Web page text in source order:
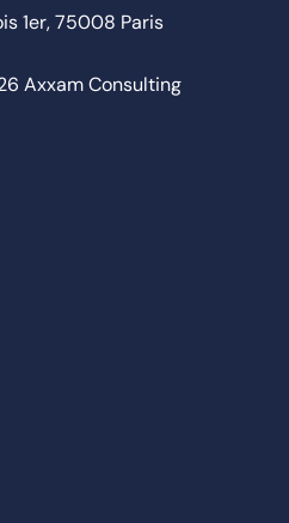
1er, 75008 Paris
Axxam Consulting